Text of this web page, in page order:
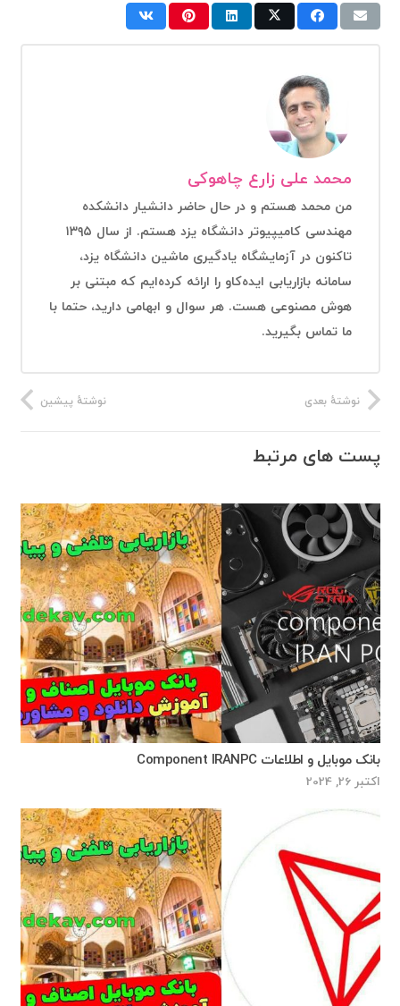
محمد علی زارع چاهوکی
من محمد هستم و در حال حاضر دانشیار دانشکده
مهندسی کامیپیوتر دانشگاه یزد هستم. از سال ۱۳۹۵
تاکنون در آزمایشگاه یادگیری ماشین دانشگاه یزد،
سامانه بازاریابی ایده‌کاو را ارائه کرده‌ایم که مبتنی بر
هوش مصنوعی هست. هر سوال و ابهامی دارید، حتما با
ما تماس بگیرید.
نوشتهٔ پیشین نوشتهٔ بعدی
پست های مرتبط
بانک موبایل و اطلاعات Component IRANPC
اکتبر 26, 2024